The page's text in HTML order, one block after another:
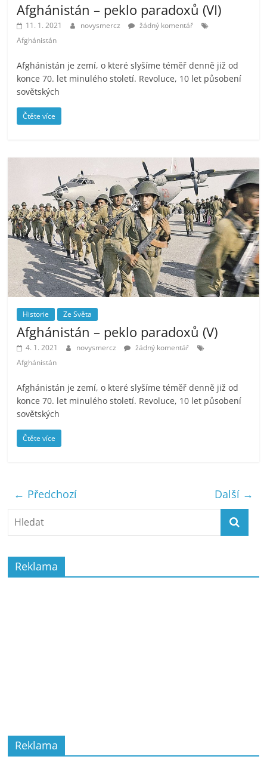
Afghánistán – peklo paradoxů (VI)
11. 1. 2021 novysmercz
žádný komentář
Afghánistán
Afghánistán je zemí, o které slyšíme téměř denně již od
konce 70. let minulého století. Revoluce, 10 let působení
sovětských
Čtěte více
Historie Ze Světa
Afghánistán – peklo paradoxů (V)
4. 1. 2021 novysmercz
žádný komentář
Afghánistán
Afghánistán je zemí, o které slyšíme téměř denně již od
konce 70. let minulého století. Revoluce, 10 let působení
sovětských
Čtěte více
← Předchozí Další →
Reklama
Reklama